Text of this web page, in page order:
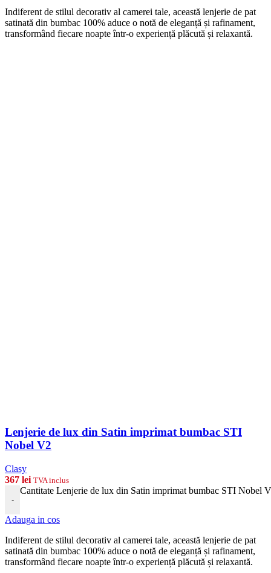
Indiferent de stilul decorativ al camerei tale, această lenjerie de pat
satinată din bumbac 100% aduce o notă de eleganță și rafinament,
transformând fiecare noapte într-o experiență plăcută și relaxantă.
Lenjerie de lux din Satin imprimat bumbac STI
Nobel V2
Clasy
367 lei TVA inclus
-
Cantitate Lenjerie de lux din Satin imprimat bumbac STI Nobel
Adauga in cos
Indiferent de stilul decorativ al camerei tale, această lenjerie de pat
satinată din bumbac 100% aduce o notă de eleganță și rafinament,
transformând fiecare noapte într-o experiență plăcută și relaxantă.